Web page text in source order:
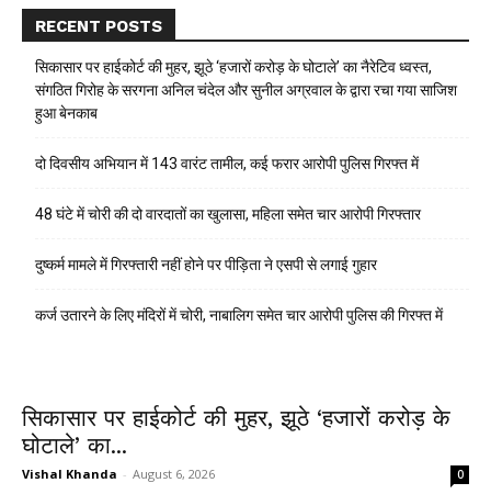
RECENT POSTS
सिकासार पर हाईकोर्ट की मुहर, झूठे ‘हजारों करोड़ के घोटाले’ का नैरेटिव ध्वस्त,
संगठित गिरोह के सरगना अनिल चंदेल और सुनील अग्रवाल के द्वारा रचा गया साजिश
हुआ बेनकाब
दो दिवसीय अभियान में 143 वारंट तामील, कई फरार आरोपी पुलिस गिरफ्त में
48 घंटे में चोरी की दो वारदातों का खुलासा, महिला समेत चार आरोपी गिरफ्तार
दुष्कर्म मामले में गिरफ्तारी नहीं होने पर पीड़िता ने एसपी से लगाई गुहार
कर्ज उतारने के लिए मंदिरों में चोरी, नाबालिग समेत चार आरोपी पुलिस की गिरफ्त में
सिकासार पर हाईकोर्ट की मुहर, झूठे ‘हजारों करोड़ के
घोटाले’ का...
Vishal Khanda - August 6, 2026 0